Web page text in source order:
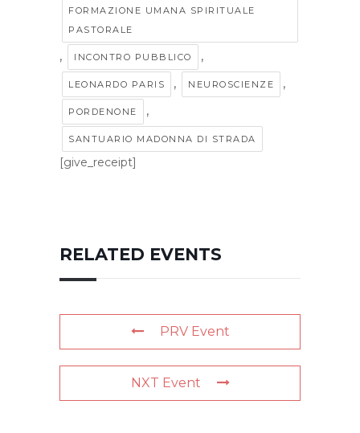
FORMAZIONE UMANA SPIRITUALE
PASTORALE
, INCONTRO PUBBLICO ,
LEONARDO PARIS , NEUROSCIENZE ,
PORDENONE ,
SANTUARIO MADONNA DI STRADA
[give_receipt]
RELATED EVENTS
PRV Event
NXT Event